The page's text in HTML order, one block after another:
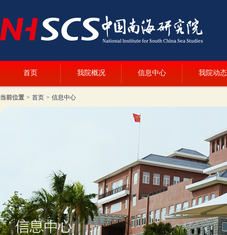
首页 我院概况 信息中心 我院动态
当前位置 > 首页 > 信息中心